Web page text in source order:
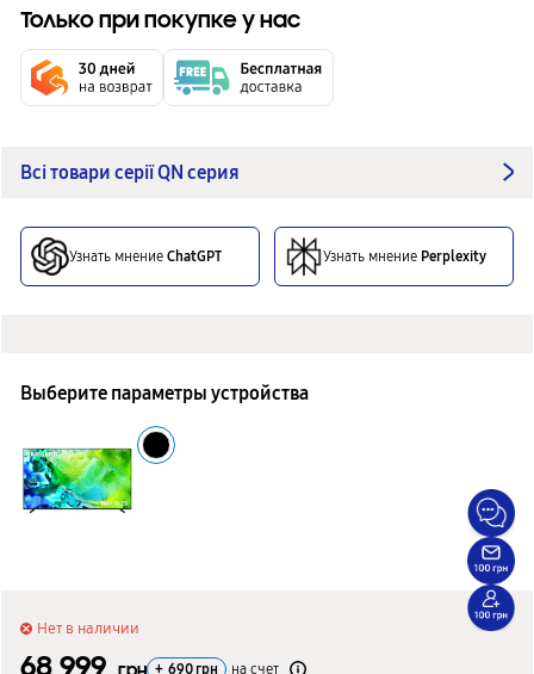
Только при покупке у нас
Всі товари серії QN серия
Узнать мнение ChatGPT Узнать мнение Perplexity
Выберите параметры устройства
Нет в наличии
68 999 + 690 грн на счет